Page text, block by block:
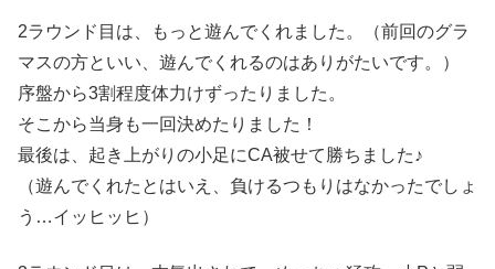
2ラウンド目は、もっと遊んでくれました。（前回のグラ
マスの方といい、遊んでくれるのはありがたいです。）
序盤から3割程度体力けずったりました。
そこから当身も一回決めたりました！
最後は、起き上がりの小足にCA被せて勝ちました♪
（遊んでくれたとはいえ、負けるつもりはなかったでしょ
う…イッヒッヒ）